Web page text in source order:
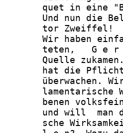
quet in eine
Und nun die
       tor Zweiffel!
Wir haben
teten,   G e
Quelle
hat die
überwachen.
lamentarische
benen
und will  man
sche